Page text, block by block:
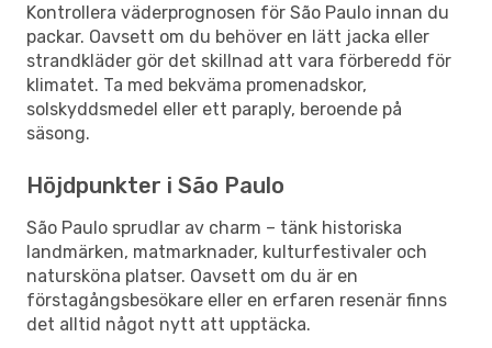
Kontrollera väderprognosen för São Paulo innan du
packar. Oavsett om du behöver en lätt jacka eller
strandkläder gör det skillnad att vara förberedd för
klimatet. Ta med bekväma promenadskor,
solskyddsmedel eller ett paraply, beroende på
säsong.
Höjdpunkter i São Paulo
São Paulo sprudlar av charm – tänk historiska
landmärken, matmarknader, kulturfestivaler och
natursköna platser. Oavsett om du är en
förstagångsbesökare eller en erfaren resenär finns
det alltid något nytt att upptäcka.